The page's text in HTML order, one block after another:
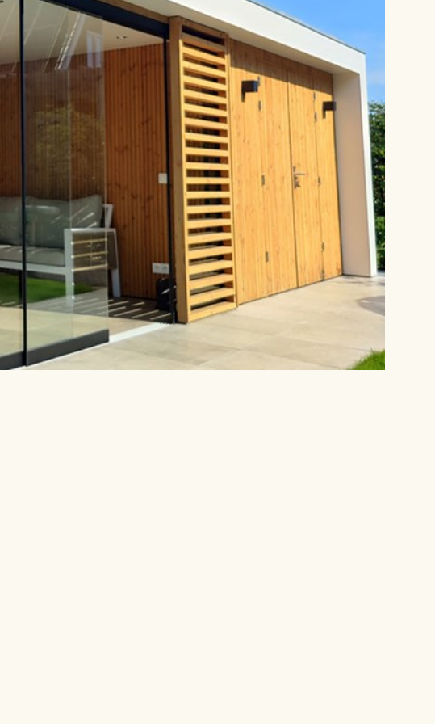
montage-teams, bestaande uit twee monteurs, een
montage bus met gereedschap en een aanhangwagen,
staan altijd voor u klaar.
sterk in maatwerk; vraag naar de
mogelijkheden en een geheel vrijblijvende offerte. Bel
of mail ons, of kom eens langs voor een oriënterend
gesprek. Ons bedrijf is geopend van maandag tot en
met zaterdag van 9.00 tot 17.00 uur. Maak snel een
afspraak via telefoon 0315-785284 of via de mail
verkoop@1001tuinhuisjes.nl
Verwijzingen:funderingen , houtsoorten , ramen
deuren,isolatie dakbedekking,dakgoten schilderwerk,
montage handleiding.